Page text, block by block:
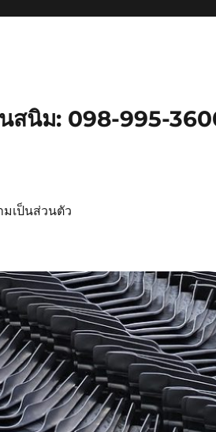
สนิม: 098-995-
มเป็นส่วนตัว